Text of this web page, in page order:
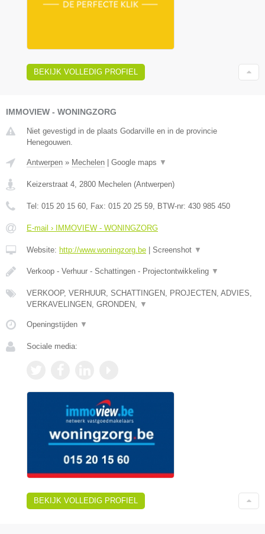
BEKIJK VOLLEDIG PROFIEL
IMMOVIEW - WONINGZORG
Niet gevestigd in de plaats Godarville en in de provincie
Henegouwen.
Antwerpen » Mechelen Google maps ▼
Keizerstraat 4 2800 Mechelen (Antwerpen)
Tel: 015 20 15 60 , Fax: 015 20 25 59 , BTW-nr: 430 985 450
E-mail › IMMOVIEW - WONINGZORG
Website: http://www.woningzorg.be Screenshot ▼
Verkoop - Verhuur - Schattingen - Projectontwikkeling ▼
VERKOOP, VERHUUR, SCHATTINGEN, PROJECTEN, ADVIES,
VERKAVELINGEN, GRONDEN,
▼
Openingstijden ▼
Sociale media:
BEKIJK VOLLEDIG PROFIEL